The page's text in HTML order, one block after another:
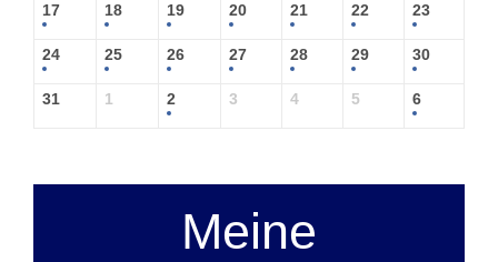
17 18 19 20 21 22 23
24 25 26 27 28 29 30
31 1 2 3 4 5 6
Meine